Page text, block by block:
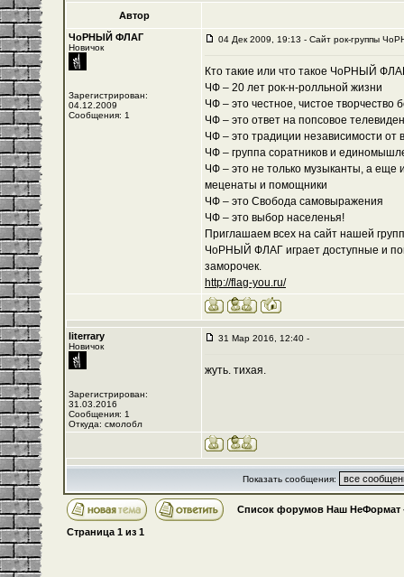
Автор
ЧоРНЫЙ ФЛАГ
Новичок
Зарегистрирован:
04.12.2009
Сообщения: 1
04 Дек 2009, 19:13 - Cайт рок-группы
Кто такие или что такое ЧоРНЫЙ
ЧФ – 20 лет рок-н-ролльной жизни
ЧФ – это честное, чистое творчество
ЧФ – это ответ на попсовое
ЧФ – это традиции независимости
ЧФ – группа соратников и
ЧФ – это не только музыканты, а еще
меценаты и помощники
ЧФ – это Свобода самовыражения
ЧФ – это выбор населенья!
Приглашаем всех на сайт нашей
ЧоРНЫЙ ФЛАГ играет доступные и
заморочек.
http://flag-you.ru/
literrary
Новичок
Зарегистрирован:
31.03.2016
Сообщения: 1
Откуда: смолобл
31 Мар 2016, 12:40 -
жуть. тихая.
Показать сообщения:
Список форумов Наш НеФормат
Страница 1 из 1